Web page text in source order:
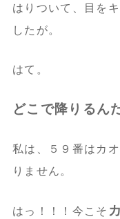
はりついて、目を
したが。
はて。
どこで降りる
私は、５９番はカ
りません。
はっ！！！今こそ